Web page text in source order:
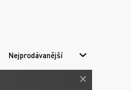
Nejprodávanější